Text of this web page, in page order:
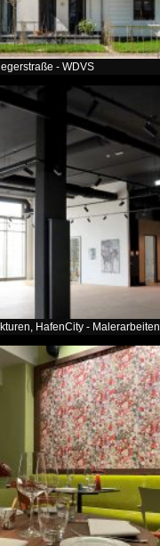
- WDVS
HafenCity - Malerarbeiten